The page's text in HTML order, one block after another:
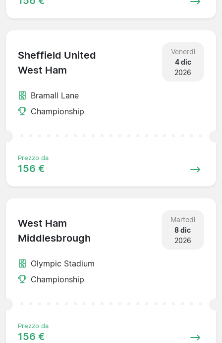
Sheffield United
West Ham
Venerdì
4 dic
2026
Bramall Lane
Championship
Prezzo da
156 €
West Ham
Middlesbrough
Martedì
8 dic
2026
Olympic Stadium
Championship
Prezzo da
156 €